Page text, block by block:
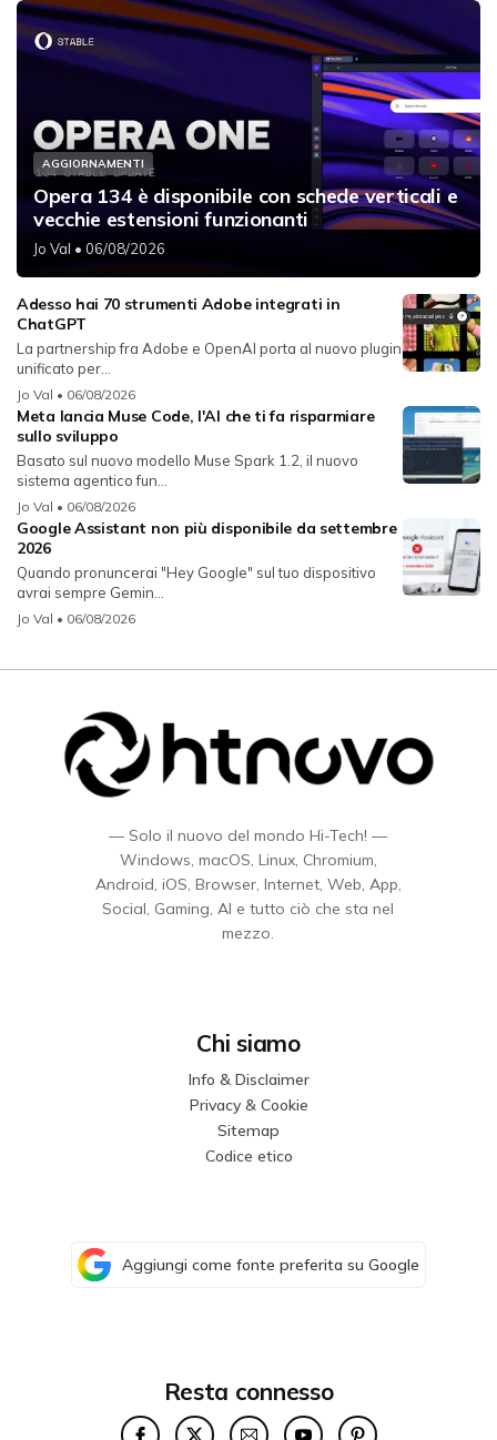
AGGIORNAMENTI
Opera 134 è disponibile con schede verticali e
vecchie estensioni funzionanti
Jo Val • 06/08/2026
Adesso hai 70 strumenti Adobe integrati in
ChatGPT
La partnership fra Adobe e OpenAI porta al nuovo plugin
unificato per...
Jo Val • 06/08/2026
Meta lancia Muse Code, l'AI che ti fa risparmiare
sullo sviluppo
Basato sul nuovo modello Muse Spark 1.2, il nuovo
sistema agentico fun...
Jo Val • 06/08/2026
Google Assistant non più disponibile da settembre
2026
Quando pronuncerai "Hey Google" sul tuo dispositivo
avrai sempre Gemin...
Jo Val • 06/08/2026
— Solo il nuovo del mondo Hi-Tech! —
Windows, macOS, Linux, Chromium,
Android, iOS, Browser, Internet, Web, App,
Social, Gaming, AI e tutto ciò che sta nel
mezzo.
Chi siamo
Info & Disclaimer
Privacy & Cookie
Sitemap
Codice etico
Aggiungi come fonte preferita su Google
Resta connesso